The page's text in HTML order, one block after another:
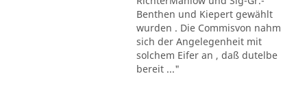
Benthen und Kiepert gewählt
wurden . Die Commisvon nahm
sich der Angelegenheit mit
solchem Eifer an , daß dutelbe
bereit ..."